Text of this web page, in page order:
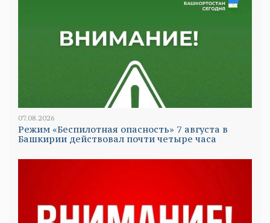
07.08.2026
Режим «Беспилотная опасность» 7 августа в
Башкирии действовал почти четыре часа